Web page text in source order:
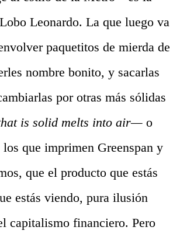
Leonardo. La que luego va
paquetitos de mierda de
nombre bonito, y sacarlas
por otras más sólidas
is solid melts into air— o
que imprimen Greenspan y
que el producto que estás
estás viendo, pura ilusión
capitalismo financiero. Pero